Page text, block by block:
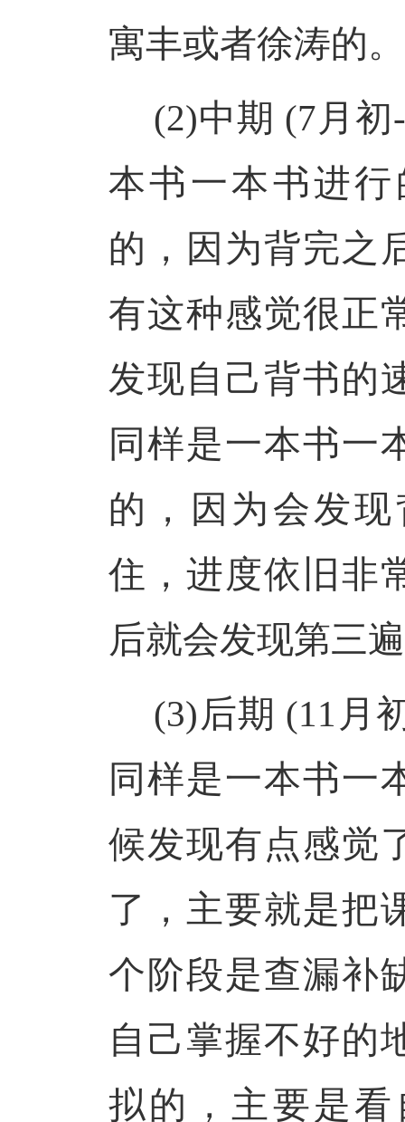
寓丰或者徐涛的。
(2)中期 (7月
本书一本书进
的，因为背完之
有这种感觉很正
发现自己背书的
同样是一本书一
的，因为会发
住，进度依旧非
后就会发现第三
(3)后期 (11月
同样是一本书一
候发现有点感觉
了，主要就是把
个阶段是查漏补
自己掌握不好的
拟的，主要是